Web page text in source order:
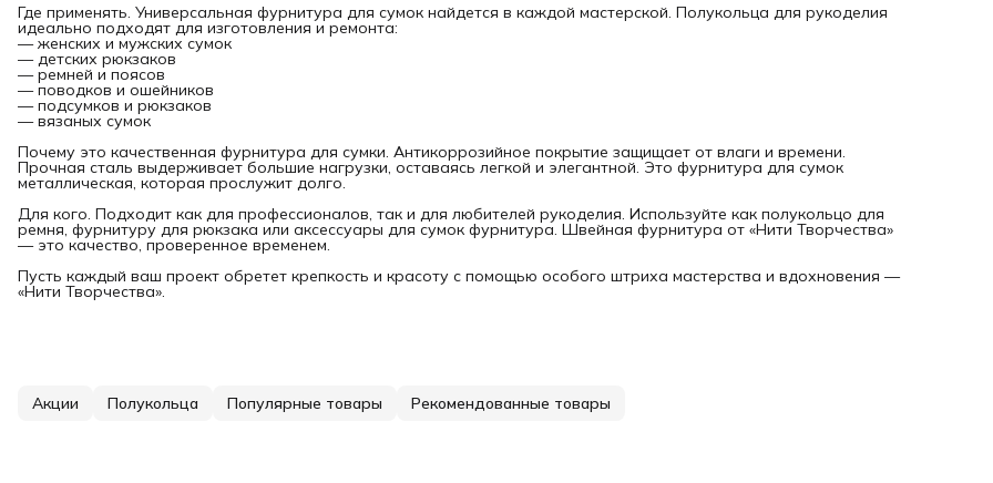
Где применять. Универсальная фурнитура для сумок найдется в каждой мастерской. Полукольца для рукоделия
идеально подходят для изготовления и ремонта:
— женских и мужских сумок
— детских рюкзаков
— ремней и поясов
— поводков и ошейников
— подсумков и рюкзаков
— вязаных сумок
Почему это качественная фурнитура для сумки. Антикоррозийное покрытие защищает от влаги и времени.
Прочная сталь выдерживает большие нагрузки, оставаясь легкой и элегантной. Это фурнитура для сумок
металлическая, которая прослужит долго.
Для кого. Подходит как для профессионалов, так и для любителей рукоделия. Используйте как полукольцо для
ремня, фурнитуру для рюкзака или аксессуары для сумок фурнитура. Швейная фурнитура от «Нити Творчества»
— это качество, проверенное временем.
Пусть каждый ваш проект обретет крепкость и красоту с помощью особого штриха мастерства и вдохновения —
«Нити Творчества».
Акции Полукольца Популярные товары Рекомендованные товары